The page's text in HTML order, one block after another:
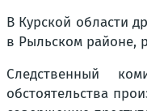
В Курской области
в Рыльском районе,
Следственный
обстоятельства